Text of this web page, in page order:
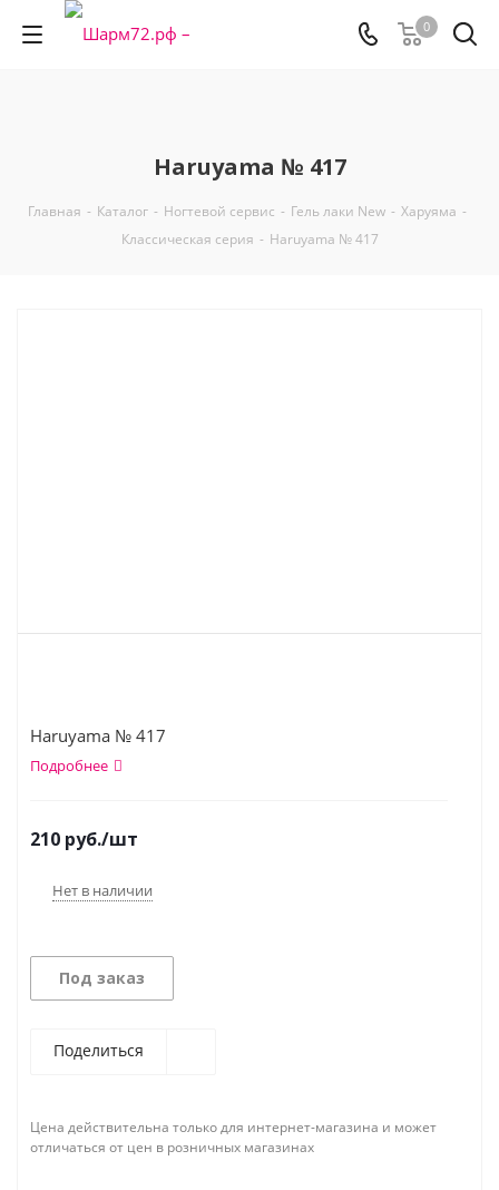
0
Haruyama № 417
Главная - Каталог - Ногтевой сервис - Гель лаки New - Харуяма -
Классическая серия - Haruyama № 417
Haruyama № 417
Подробнее
210 руб./шт
Нет в наличии
Под заказ
Поделиться
Цена действительна только для интернет-магазина и может
отличаться от цен в розничных магазинах